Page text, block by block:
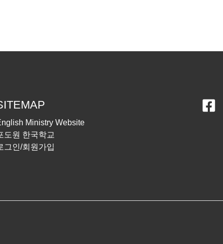
Ministry Website
도원 한국학교
그인/회원가입